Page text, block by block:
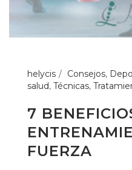
helycis Consejos,
salud, Técnicas,
7
FUERZA